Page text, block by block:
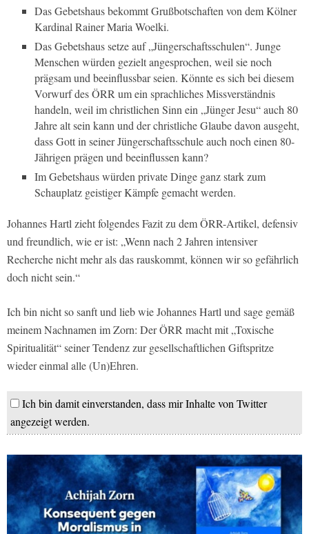
Das Gebetshaus bekommt Grußbotschaften von dem Kölner
Kardinal Rainer Maria Woelki.
Das Gebetshaus setze auf „Jüngerschaftsschulen“. Junge
Menschen würden gezielt angesprochen, weil sie noch
prägsam und beeinflussbar seien. Könnte es sich bei diesem
Vorwurf des ÖRR um ein sprachliches Missverständnis
handeln, weil im christlichen Sinn ein „Jünger Jesu“ auch 80
Jahre alt sein kann und der christliche Glaube davon ausgeht,
dass Gott in seiner Jüngerschaftsschule auch noch einen 80-
Jährigen prägen und beeinflussen kann?
Im Gebetshaus würden private Dinge ganz stark zum
Schauplatz geistiger Kämpfe gemacht werden.
Johannes Hartl zieht folgendes Fazit zu dem ÖRR-Artikel, defensiv
und freundlich, wie er ist: „Wenn nach 2 Jahren intensiver
Recherche nicht mehr als das rauskommt, können wir so gefährlich
doch nicht sein.“
Ich bin nicht so sanft und lieb wie Johannes Hartl und sage gemäß
meinem Nachnamen im Zorn: Der ÖRR macht mit „Toxische
Spiritualität“ seiner Tendenz zur gesellschaftlichen Giftspritze
wieder einmal alle (Un)Ehren.
Ich bin damit einverstanden, dass mir Inhalte von Twitter
angezeigt werden.